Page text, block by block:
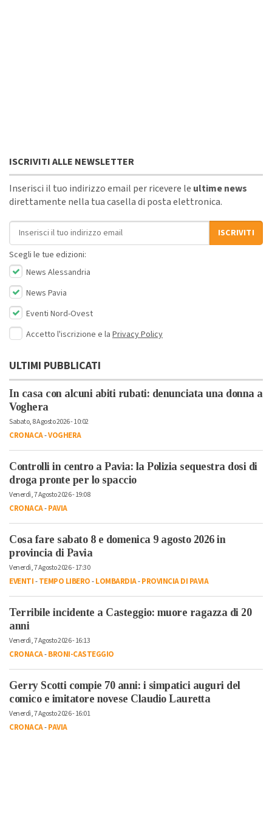
ISCRIVITI ALLE NEWSLETTER
Inserisci il tuo indirizzo email per ricevere le ultime news
direttamente nella tua casella di posta elettronica.
Indirizzo email
ISCRIVITI
Scegli le tue edizioni:
News Alessandria
News Pavia
Eventi Nord-Ovest
Accetto l'iscrizione e la Privacy Policy
ULTIMI PUBBLICATI
In casa con alcuni abiti rubati: denunciata una donna a
Voghera
Sabato, 8 Agosto 2026 - 10:02
CRONACA-VOGHERA
Controlli in centro a Pavia: la Polizia sequestra dosi di
droga pronte per lo spaccio
Venerdì, 7 Agosto 2026 - 19:08
CRONACA-PAVIA
Cosa fare sabato 8 e domenica 9 agosto 2026 in
provincia di Pavia
Venerdì, 7 Agosto 2026 - 17:30
EVENTI-TEMPO LIBERO-LOMBARDIA-PROVINCIA DI PAVIA
Terribile incidente a Casteggio: muore ragazza di 20
anni
Venerdì, 7 Agosto 2026 - 16:13
CRONACA-BRONI-CASTEGGIO
Gerry Scotti compie 70 anni: i simpatici auguri del
comico e imitatore novese Claudio Lauretta
Venerdì, 7 Agosto 2026 - 16:01
CRONACA-PAVIA